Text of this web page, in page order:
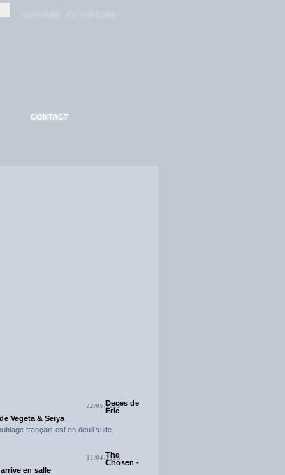
CONTACT
22/05/2025Deces de
Eric
Vegeta & Seiya
français est en deuil suite...
11/04/2025
The
Chosen -
en salle